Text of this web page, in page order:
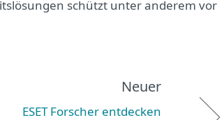
schützt unter anderem vor
Neuer
ESET Forscher entdecken